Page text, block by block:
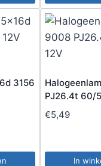
3156
PJ26.4t 60/
€5,49
In